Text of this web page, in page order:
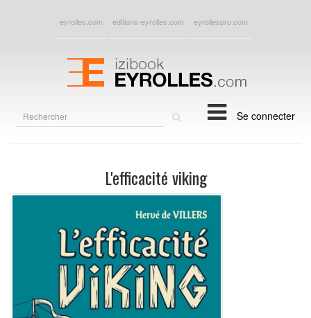
eyrolles.com editions-eyrolles.com eyrollespro.com
Se connecter
L'efficacité viking